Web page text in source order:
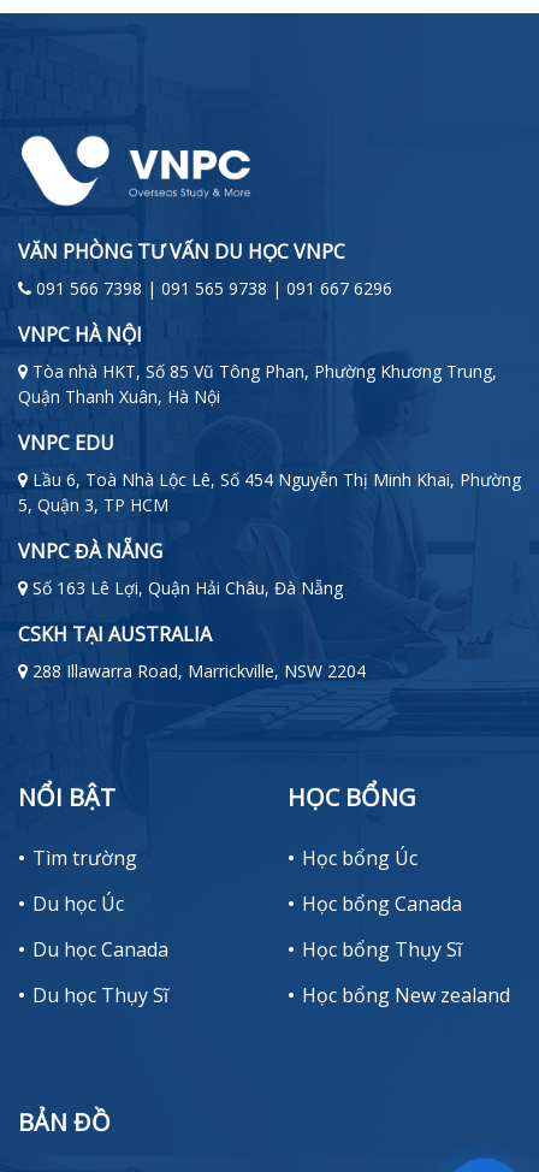
VĂN PHÒNG TƯ VẤN DU HỌC VNPC
091 566 7398 | 091 565 9738 | 091 667 6296
VNPC HÀ NỘI
Tòa nhà HKT, Số 85 Vũ Tông Phan, Phường Khương Trung,
Quận Thanh Xuân, Hà Nội
VNPC EDU
Lầu 6, Toà Nhà Lộc Lê, Số 454 Nguyễn Thị Minh Khai, Phường
5, Quận 3, TP HCM
VNPC ĐÀ NẴNG
Số 163 Lê Lợi, Quận Hải Châu, Đà Nẵng
CSKH TẠI AUSTRALIA
288 Illawarra Road, Marrickville, NSW 2204
NỔI BẬT
Tìm trường
Du học Úc
Du học Canada
Du học Thụy Sĩ
HỌC BỔNG
Học bổng Úc
Học bổng Canada
Học bổng Thụy Sĩ
Học bổng New zealand
BẢN ĐỒ